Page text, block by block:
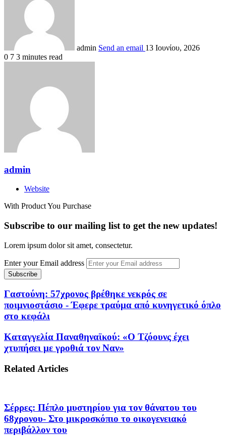
admin Send an email 13 Ιουνίου, 2026
0 7 3 minutes read
admin
Website
With Product You Purchase
Subscribe to our mailing list to get the new updates!
Lorem ipsum dolor sit amet, consectetur.
Enter your Email address
Γαστούνη: 57χρονος βρέθηκε νεκρός σε
ποιμνιοστάσιο - Έφερε τραύμα από κυνηγετικό όπλο
στο κεφάλι
Καταγγελία Παναθηναϊκού: «Ο Τζόουνς έχει
χτυπήσει με γροθιά τον Ναν»
Related Articles
Σέρρες: Πέπλο μυστηρίου για τον θάνατου του
68χρονου- Στο μικροσκόπιο το οικογενειακό
περιβάλλον του